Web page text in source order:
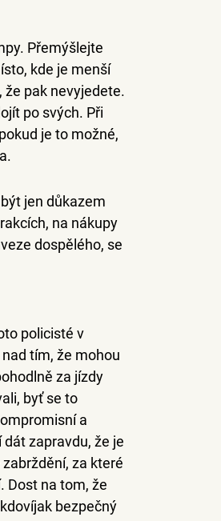
Přemýšlejte
kde je menší
že pak nevyjedete.
po svých. Při
je to možné,
jen důkazem
na nákupy
dospělého, se
policisté v
tím, že mohou
za jízdy
byť se to
a
zapravdu, že je
za které
Dost na tom, že
bezpečný